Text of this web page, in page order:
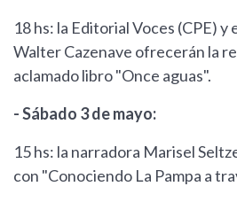
18 hs: la Editorial Voces (CPE)
Walter Cazenave ofrecerán la
aclamado libro "Once aguas".
- Sábado 3 de mayo:
15 hs: la narradora Marisel
con "Conociendo La Pampa a